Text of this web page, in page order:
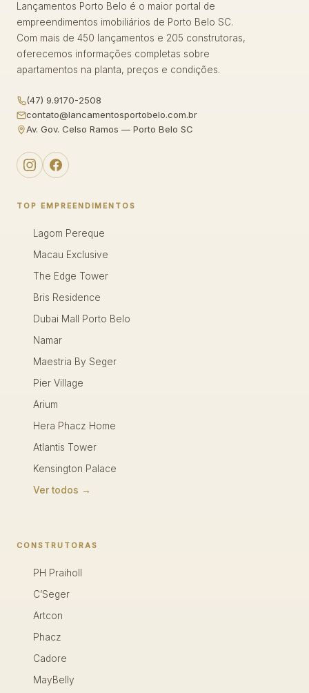
Lançamentos Porto Belo é o maior portal de
empreendimentos imobiliários de Porto Belo SC.
Com mais de 450 lançamentos e 205 construtoras,
oferecemos informações completas sobre
apartamentos na planta, preços e condições.
(47) 9.9170-2508
contato@lancamentosportobelo.com.br
Av. Gov. Celso Ramos — Porto Belo SC
TOP EMPREENDIMENTOS
Lagom Pereque
Macau Exclusive
The Edge Tower
Bris Residence
Dubai Mall Porto Belo
Namar
Maestria By Seger
Pier Village
Arium
Hera Phacz Home
Atlantis Tower
Kensington Palace
Ver todos →
CONSTRUTORAS
PH Praiholl
C’Seger
Artcon
Phacz
Cadore
MayBelly